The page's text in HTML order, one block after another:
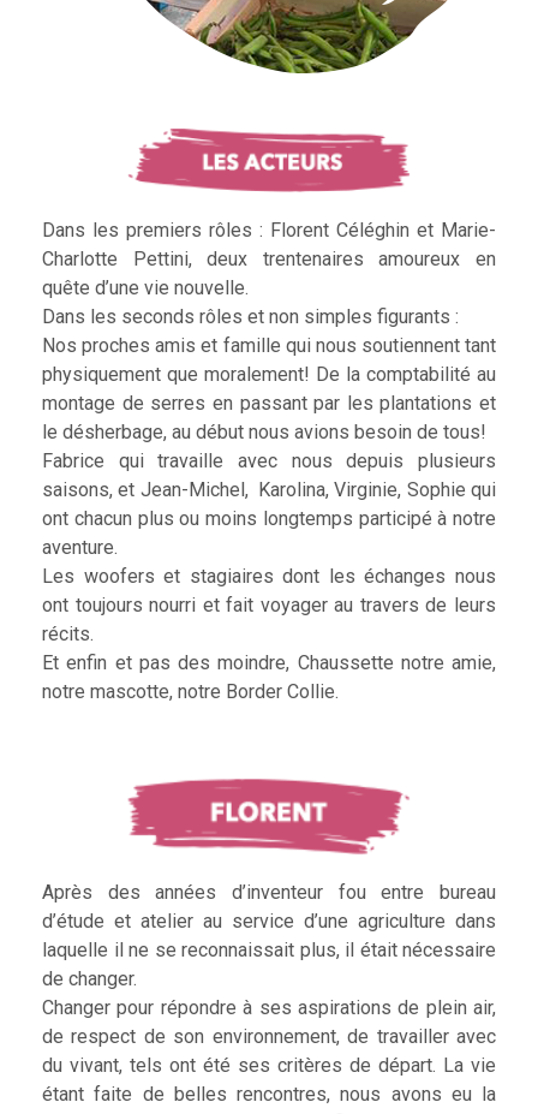
Dans les premiers rôles : Florent Céléghin et Marie-
Charlotte Pettini, deux trentenaires amoureux en
quête d’une vie nouvelle.
Dans les seconds rôles et non simples figurants :
Nos proches amis et famille qui nous soutiennent tant
physiquement que moralement! De la comptabilité au
montage de serres en passant par les plantations et
le désherbage, au début nous avions besoin de tous!
Fabrice qui travaille avec nous depuis plusieurs
saisons, et Jean-Michel, Karolina, Virginie, Sophie qui
ont chacun plus ou moins longtemps participé à notre
aventure.
Les woofers et stagiaires dont les échanges nous
ont toujours nourri et fait voyager au travers de leurs
récits.
Et enfin et pas des moindre, Chaussette notre amie,
notre mascotte, notre Border Collie.
Après des années d’inventeur fou entre bureau
d’étude et atelier au service d’une agriculture dans
laquelle il ne se reconnaissait plus, il était nécessaire
de changer.
Changer pour répondre à ses aspirations de plein air,
de respect de son environnement, de travailler avec
du vivant, tels ont été ses critères de départ. La vie
étant faite de belles rencontres, nous avons eu la